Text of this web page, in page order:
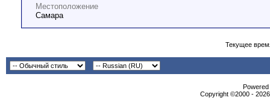
Местоположение
Самара
Текущее
Copyright ©2000 -